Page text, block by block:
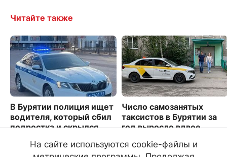
Читайте также
В Бурятии полиция ищет
водителя, который сбил
подростка и скрылся
548
Число самозанятых
таксистов в Бурятии за
год выросло вдвое
2162
На сайте используются cookie-файлы и